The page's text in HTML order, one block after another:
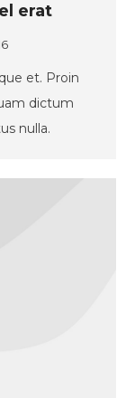
erat
et. Proin
dictum
nulla.